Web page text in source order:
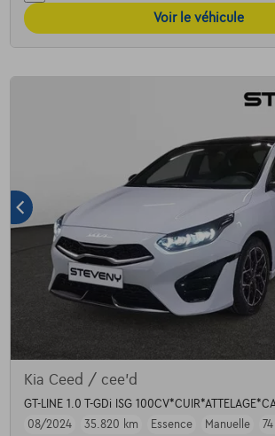
Voir le véhicule
Kia Ceed / cee'd
GT-LINE 1.0 T-GDi ISG
08/2024
35.820 km Essence Manuelle